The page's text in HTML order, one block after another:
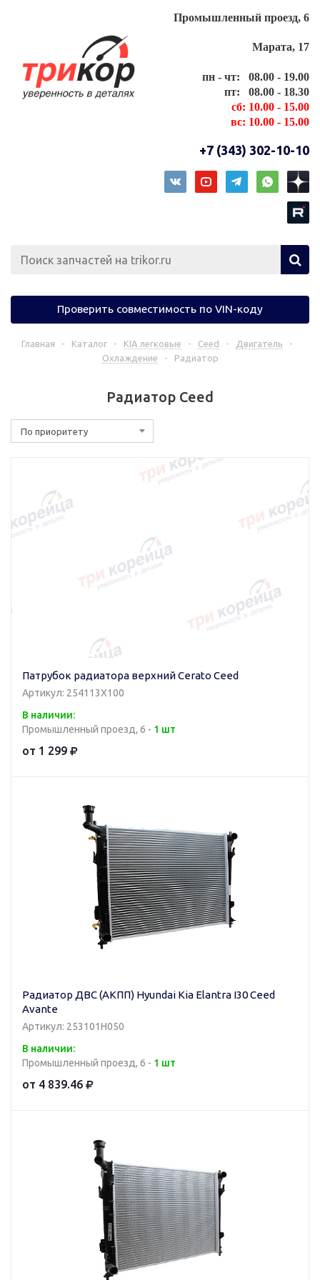
Промышленный проезд, 6
Марата, 17
пн - чт: 08.00 - 19.00
пт: 08.00 - 18.30
сб: 10.00 - 15.00
вс: 10.00 - 15.00
+7 (343) 302-10-10
Проверить совместимость по VIN-коду
Главная - Каталог - KIA легковые - Ceed - Двигатель
-
Охлаждение
- Радиатор
Радиатор Ceed
По приоритету
Патрубок радиатора верхний Cerato Ceed
Артикул: 254113X100
В наличии:
Промышленный проезд, 6 - 1 шт
от 1 299
Радиатор ДВС (АКПП) Hyundai Kia Elantra I30 Ceed
Avante
Артикул: 253101H050
В наличии:
Промышленный проезд, 6 - 1 шт
от 4 839.46